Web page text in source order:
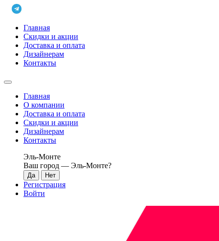
Главная
Скидки и акции
Доставка и оплата
Дизайнерам
Контакты
Главная
О компании
Доставка и оплата
Скидки и акции
Дизайнерам
Контакты
Эль-Монте
Ваш город — Эль-Монте?
Регистрация
Войти